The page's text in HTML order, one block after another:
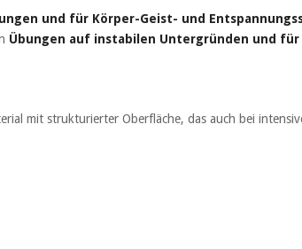
und für Körper-Geist- und
Übungen auf instabilen Untergründen und
mit strukturierter Oberfläche, das auch bei